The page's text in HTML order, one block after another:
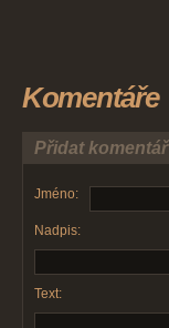
Komentáře
Přidat komentář
Jméno:
Nadpis:
Text: